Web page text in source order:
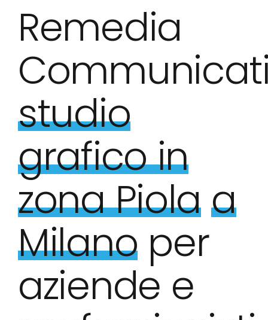
Remedia
studio
grafico in
zona Piolaa
Milano per
aziende e